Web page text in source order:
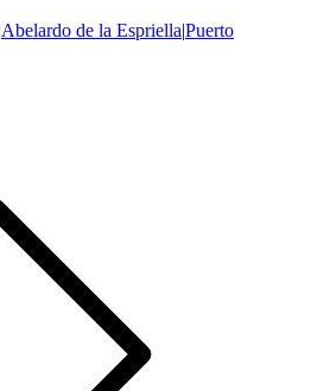
Abelardo de la Espriella|Puerto